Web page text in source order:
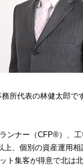
所代表の林健太郎で
ンナー（CFP®）、
上、個別の資産運用
ト集客が得意で北は